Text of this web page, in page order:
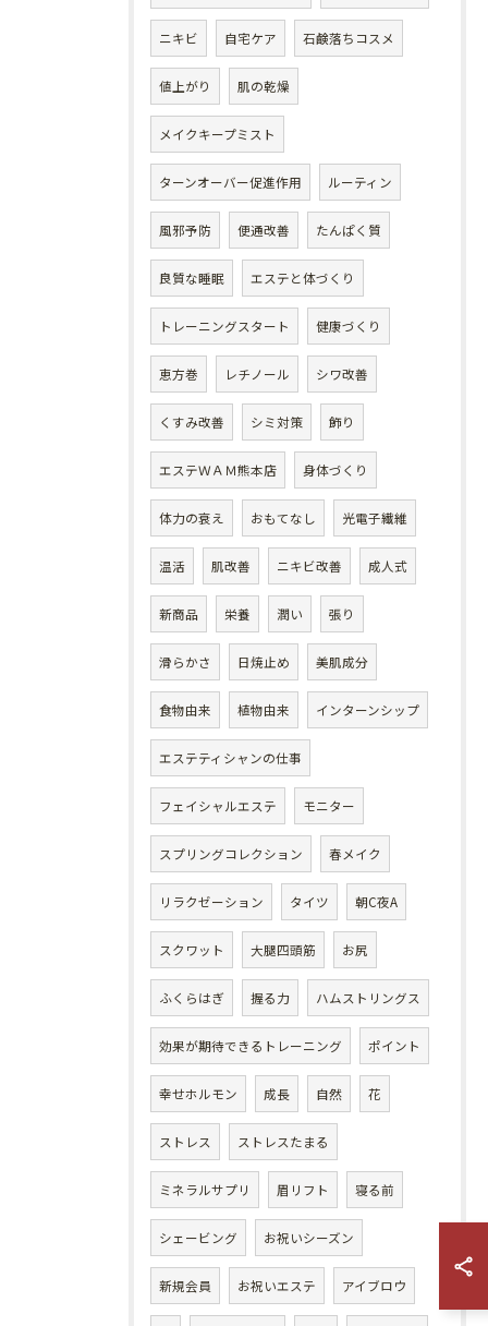
ニキビ 自宅ケア 石鹸落ちコスメ
値上がり 肌の乾燥
メイクキープミスト
ターンオーバー促進作用 ルーティン
風邪予防 便通改善 たんぱく質
良質な睡眠 エステと体づくり
トレーニングスタート 健康づくり
恵方巻 レチノール シワ改善
くすみ改善 シミ対策 飾り
エステＷＡＭ熊本店 身体づくり
体力の衰え おもてなし 光電子繊維
温活 肌改善 ニキビ改善 成人式
新商品 栄養 潤い 張り
滑らかさ 日焼止め 美肌成分
食物由来 植物由来 インターンシップ
エステティシャンの仕事
フェイシャルエステ モニター
スプリングコレクション 春メイク
リラクゼーション タイツ 朝C夜A
スクワット 大腿四頭筋 お尻
ふくらはぎ 握る力 ハムストリングス
効果が期待できるトレーニング ポイント
幸せホルモン 成長 自然 花
ストレス ストレスたまる
ミネラルサプリ 眉リフト 寝る前
シェービング お祝いシーズン
新規会員 お祝いエステ アイブロウ